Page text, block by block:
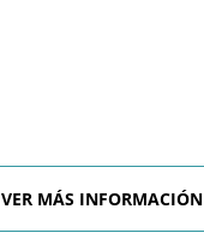
VER MÁS INFORMACIÓN